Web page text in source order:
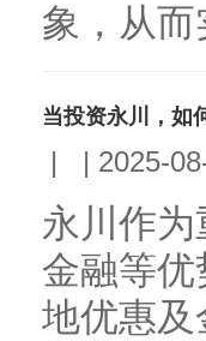
象，从
当投资永川，如
| | 2025-
永川作
金融等
地优惠